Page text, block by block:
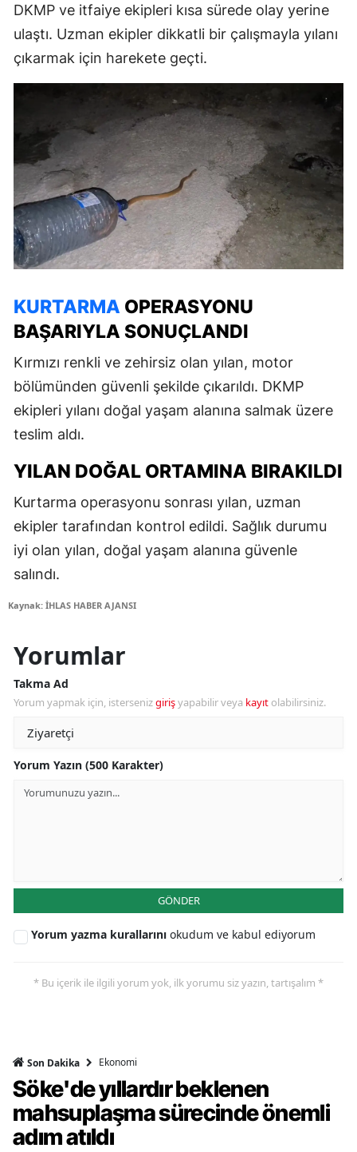
DKMP ve itfaiye ekipleri kısa sürede olay yerine
ulaştı. Uzman ekipler dikkatli bir çalışmayla yılanı
çıkarmak için harekete geçti.
KURTARMA OPERASYONU
BAŞARIYLA SONUÇLANDI
Kırmızı renkli ve zehirsiz olan yılan, motor
bölümünden güvenli şekilde çıkarıldı. DKMP
ekipleri yılanı doğal yaşam alanına salmak üzere
teslim aldı.
YILAN DOĞAL ORTAMINA BIRAKILDI
Kurtarma operasyonu sonrası yılan, uzman
ekipler tarafından kontrol edildi. Sağlık durumu
iyi olan yılan, doğal yaşam alanına güvenle
salındı.
Kaynak: İHLAS HABER AJANSI
Yorumlar
Takma Ad
Yorum yapmak için, istersenizgirişyapabilir veya kayıt olabilirsiniz.
Yorum Yazın (500 Karakter)
GÖNDER
Yorum yazma kurallarını okudum ve kabul ediyorum
* Bu içerik ile ilgili yorum yok, ilk yorumu siz yazın, tartışalım *
Son Dakika Ekonomi
Söke'de yıllardır beklenen
mahsuplaşma sürecinde önemli
adım atıldı